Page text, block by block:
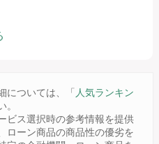
については、「 人気ランキン
ビス選択時の参考情報を提供
ローン商品の商品性の優劣を